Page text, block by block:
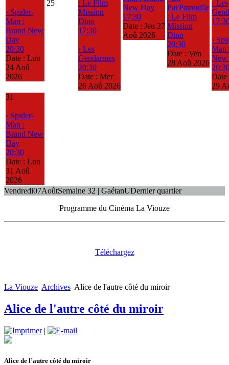
› Spider-
Man :
Brand New
Day
20:30
Date : Lun
24 Aoû
2026
25
: Le Film
Mission
Dino
17:30
› Les
Gendarmes
20:30
Date : Mer
26 Aoû 2026
New Day
17:30
Date : Jeu 27
Aoû 2026
Pat'Patrouille
: Le Film
Mission
Dino
20:30
Date : Ven
28 Aoû 2026
› Les
›
Man
New
29
31
› Spider-
Man :
Brand New
Day
20:30
Date : Lun
31 Aoû
2026
Vendredi07AoûtSemaine 32 | GaétanUDernier quartier
Programme du Cinéma La Viouze
Téléchargez
La Viouze Archives Alice de l'autre côté du miroir
Alice de l'autre côté du miroir
|
Alice de l’autre côté du miroir